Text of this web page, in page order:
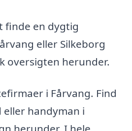
finde en dygtig
eller Silkeborg
oversigten herunder.
i Fårvang. Find
handyman i